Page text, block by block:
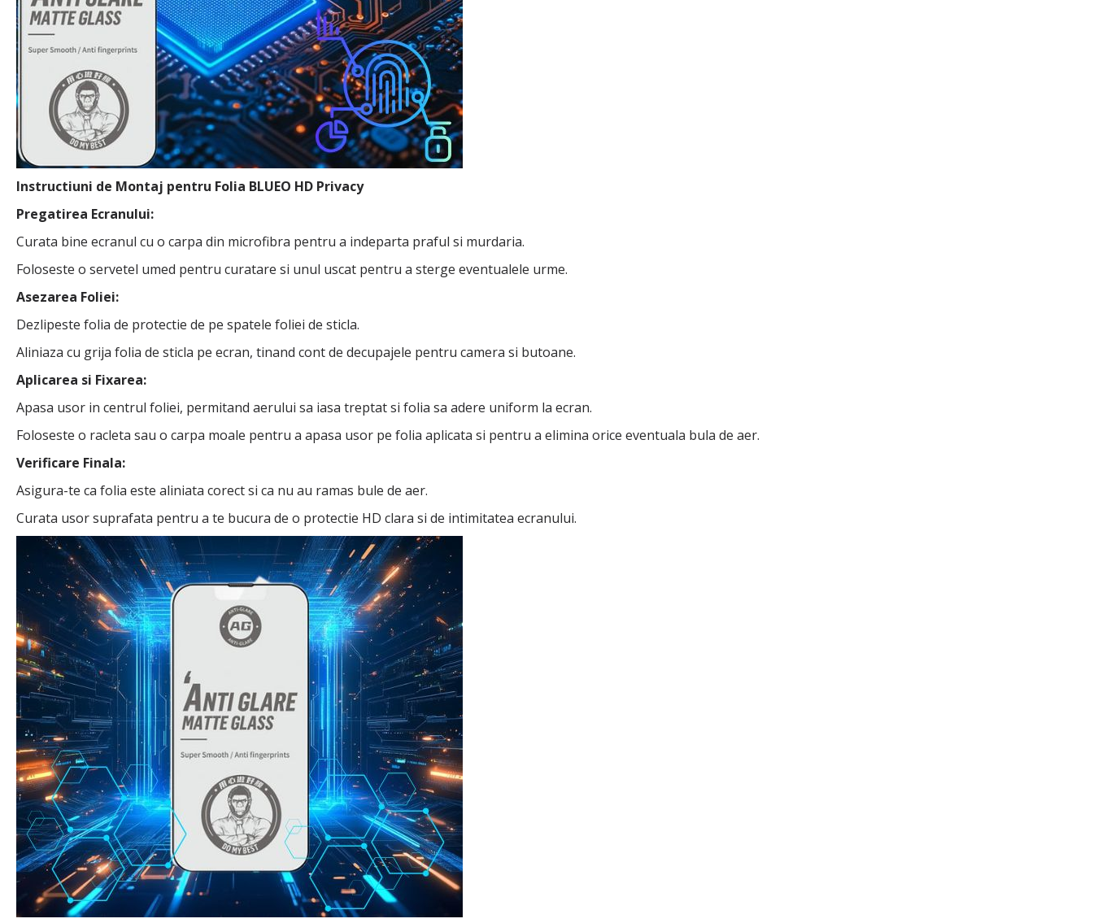
Instructiuni de Montaj pentru Folia BLUEO HD Privacy
Pregatirea Ecranului:
Curata bine ecranul cu o carpa din microfibra pentru a indeparta praful si murdaria.
Foloseste o servetel umed pentru curatare si unul uscat pentru a sterge eventualele urme.
Asezarea Foliei:
Dezlipeste folia de protectie de pe spatele foliei de sticla.
Aliniaza cu grija folia de sticla pe ecran, tinand cont de decupajele pentru camera si butoane.
Aplicarea si Fixarea:
Apasa usor in centrul foliei, permitand aerului sa iasa treptat si folia sa adere uniform la ecran.
Foloseste o racleta sau o carpa moale pentru a apasa usor pe folia aplicata si pentru a elimina orice eventuala bula de aer.
Verificare Finala:
Asigura-te ca folia este aliniata corect si ca nu au ramas bule de aer.
Curata usor suprafata pentru a te bucura de o protectie HD clara si de intimitatea ecranului.